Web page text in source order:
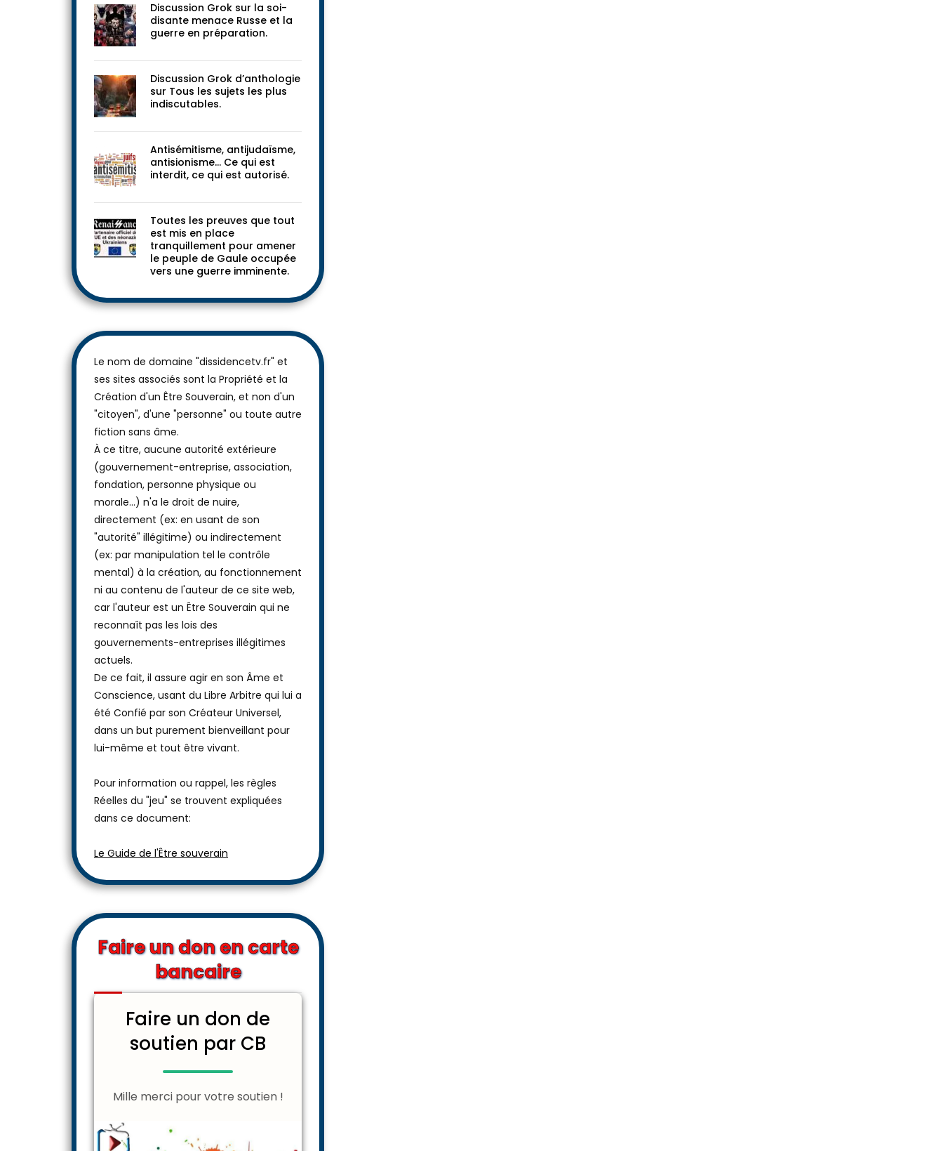
Discussion Grok sur la soi-
disante menace Russe et la
guerre en préparation.
Discussion Grok d’anthologie
sur Tous les sujets les plus
indiscutables.
Antisémitisme, antijudaïsme,
antisionisme… Ce qui est
interdit, ce qui est autorisé.
Toutes les preuves que tout
est mis en place
tranquillement pour amener
le peuple de Gaule occupée
vers une guerre imminente.
Le nom de domaine "dissidencetv.fr" et
ses sites associés sont la Propriété et la
Création d'un Être Souverain, et non d'un
"citoyen", d'une "personne" ou toute autre
fiction sans âme.
À ce titre, aucune autorité extérieure
(gouvernement-entreprise, association,
fondation, personne physique ou
morale...) n'a le droit de nuire,
directement (ex: en usant de son
"autorité" illégitime) ou indirectement
(ex: par manipulation tel le contrôle
mental) à la création, au fonctionnement
ni au contenu de l'auteur de ce site web,
car l'auteur est un Être Souverain qui ne
reconnaît pas les lois des
gouvernements-entreprises illégitimes
actuels.
De ce fait, il assure agir en son Âme et
Conscience, usant du Libre Arbitre qui lui a
été Confié par son Créateur Universel,
dans un but purement bienveillant pour
lui-même et tout être vivant.
Pour information ou rappel, les règles
Réelles du "jeu" se trouvent expliquées
dans ce document:
Le Guide de l'Être souverain
Faire un don en carte
bancaire
Faire un don de
soutien par CB
Mille merci pour votre soutien !